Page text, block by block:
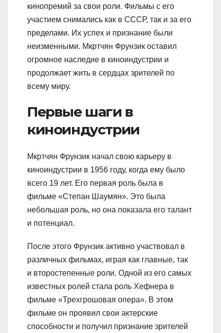
кинопремий за свои роли. Фильмы с его
участием снимались как в СССР, так и за его
пределами. Их успех и признание были
неизменными. Мкртчян Фрунзик оставил
огромное наследие в киноиндустрии и
продолжает жить в сердцах зрителей по
всему миру.
Первые шаги в
киноиндустрии
Мкртчян Фрунзик начал свою карьеру в
киноиндустрии в 1956 году, когда ему было
всего 19 лет. Его первая роль была в
фильме «Степан Шаумян». Это была
небольшая роль, но она показала его талант
и потенциал.
После этого Фрунзик активно участвовал в
различных фильмах, играя как главные, так
и второстепенные роли. Одной из его самых
известных ролей стала роль Хефнера в
фильме «Трехгрошовая опера». В этом
фильме он проявил свои актерские
способности и получил признание зрителей